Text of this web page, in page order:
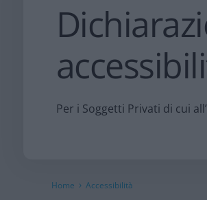
Per i Soggetti Privati di cui
Home › Accessibilità